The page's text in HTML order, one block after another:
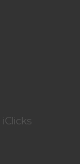
iClicks